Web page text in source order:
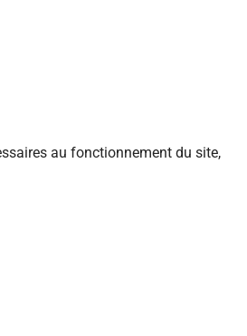
au fonctionnement du site,